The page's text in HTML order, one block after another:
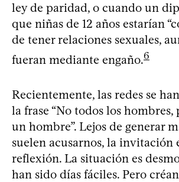
ley de paridad, o cuando un
que niñas de 12 años estarían
de tener relaciones sexuales,
fueran mediante engaño.6
Recientemente, las redes se
la frase “No todos los hombres,
un hombre”. Lejos de generar
suelen acusarnos, la invitación
reflexión. La situación es
han sido días fáciles. Pero